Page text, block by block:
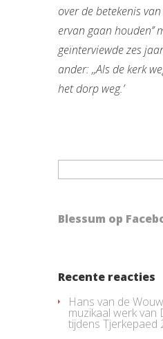
over de betekenis van
ervan gaan houden’’
geïnterviewde zes
ander: ,,Als de kerk
het dorp weg.’
Zoeken
Blessum op
Recente reacties
Hans van de Wouw
muzikaal werk
tijdens Tjerkepaed